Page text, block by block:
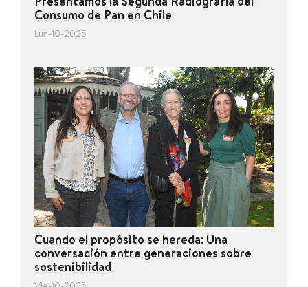
Presentamos la Segunda Radiografía del
Consumo de Pan en Chile
Lun-10-2025
Cuando el propósito se hereda: Una
conversación entre generaciones sobre
sostenibilidad